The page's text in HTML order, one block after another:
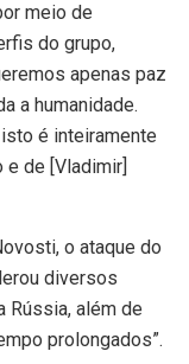
meio de
do grupo,
apenas paz
a humanidade.
é inteiramente
de [Vladimir]
o ataque do
diversos
Rússia, além de
prolongados”.